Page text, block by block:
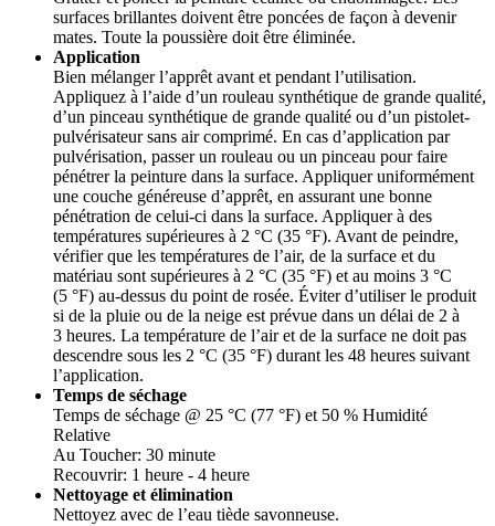
surfaces brillantes doivent être poncées de façon à devenir
mates. Toute la poussière doit être éliminée.
Application
Bien mélanger l’apprêt avant et pendant l’utilisation.
Appliquez à l’aide d’un rouleau synthétique de grande qualité,
d’un pinceau synthétique de grande qualité ou d’un pistolet-
pulvérisateur sans air comprimé. En cas d’application par
pulvérisation, passer un rouleau ou un pinceau pour faire
pénétrer la peinture dans la surface. Appliquer uniformément
une couche généreuse d’apprêt, en assurant une bonne
pénétration de celui-ci dans la surface. Appliquer à des
températures supérieures à 2 °C (35 °F). Avant de peindre,
vérifier que les températures de l’air, de la surface et du
matériau sont supérieures à 2 °C (35 °F) et au moins 3 °C
(5 °F) au-dessus du point de rosée. Éviter d’utiliser le produit
si de la pluie ou de la neige est prévue dans un délai de 2 à
3 heures. La température de l’air et de la surface ne doit pas
descendre sous les 2 °C (35 °F) durant les 48 heures suivant
l’application.
Temps de séchage
Temps de séchage @ 25 °C (77 °F) et 50 % Humidité
Relative
Au Toucher: 30 minute
Recouvrir: 1 heure - 4 heure
Nettoyage et élimination
Nettoyez avec de l’eau tiède savonneuse.